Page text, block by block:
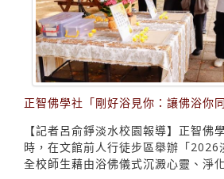
正智佛學社「剛好浴見你：讓佛浴你同
【記者呂俞錚淡水校園報導】正智佛
時，在文館前人行徒步區舉辦「2026
全校師生藉由浴佛儀式沉澱心靈、淨